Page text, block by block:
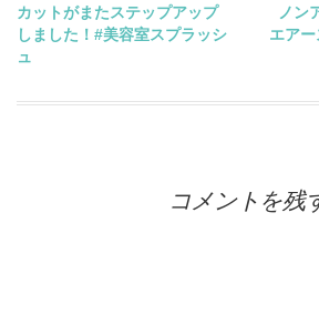
投
稿
ナ
カットがまたステップアップ
しました！#美容室スプラッシ
ュ
ノン
エア
コメントを残